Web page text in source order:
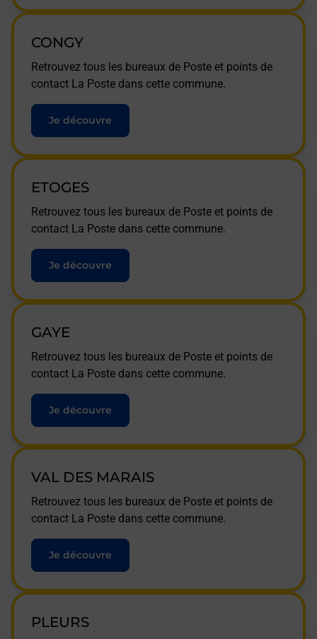
CONGY
Retrouvez tous les bureaux de Poste et points de
contact La Poste dans cette commune.
Je découvre
ETOGES
Retrouvez tous les bureaux de Poste et points de
contact La Poste dans cette commune.
Je découvre
GAYE
Retrouvez tous les bureaux de Poste et points de
contact La Poste dans cette commune.
Je découvre
VAL DES MARAIS
Retrouvez tous les bureaux de Poste et points de
contact La Poste dans cette commune.
Je découvre
PLEURS